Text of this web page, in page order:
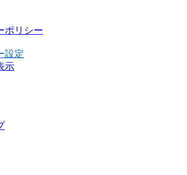
ポリシー
設定
示